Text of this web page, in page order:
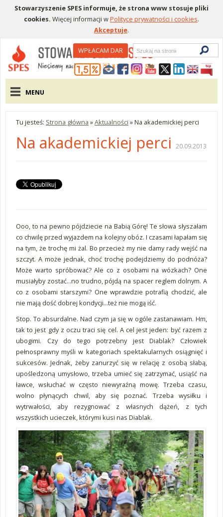
Stowarzyszenie SPES informuje, że strona www stosuje pliki
cookies. Więcej informacji wPolityce prywatności i cookies.
Akceptuje.
Menu pomocniczeWPŁACAM DAR
Wyszukiwarka
Menu główne
MENU
Tu jesteś: Strona główna »Aktualności »Na akademickiej perci
Na akademickiej perci 20.09.2013
Ooo, to na pewno pójdziecie na Babią Górę! Te słowa słyszałam
co chwilę przed wyjazdem na kolejny obóz. I czasami łapałam się
na tym, że trochę mi żal. Bo przecież my nie damy rady wejść na
szczyt. A może jednak, choć trochę podejdziemy do podnóża?
Może warto spróbować? Ale co z osobami na wózkach? One
musiałyby zostać...no trudno, pójdą na spacer reglem dolnym. A
co z osobami starszymi? One wprawdzie potrafią chodzić, ale
nie mają dość dobrej kondycji...też nie mogą iść.
Stop. To absurdalne. Nad czym ja się w ogóle zastanawiam. Hm,
tak to jest gdy z oczu traci się cel. A cel jest jeden: być razem z
ubogimi. Czy do tego potrzebny jest Diablak? Człowiek
pełnosprawny myśli w kategoriach spektakularnych osiągnięć i
sukcesów. Jednak, żeby zanurzyć się w relację z osobą słabą,
upośledzoną umysłowo, trzeba umieć się zatrzymać, usiąść na
ławce, wsłuchać w często niewyraźną mowę. Trzeba czasu,
wolno płynących chwil, aby się poznać. Trzeba wysiłku i
wytrwałości, aby rezygnować z własnych dążeń, z tych
wszystkich ucieczek, którymi kusi nas Diablak.